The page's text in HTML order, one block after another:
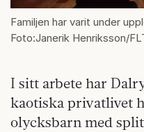
Familjen har varit under
Foto:Janerik Henriksson/
I sitt arbete har
kaotiska privatlivet
olycksbarn med